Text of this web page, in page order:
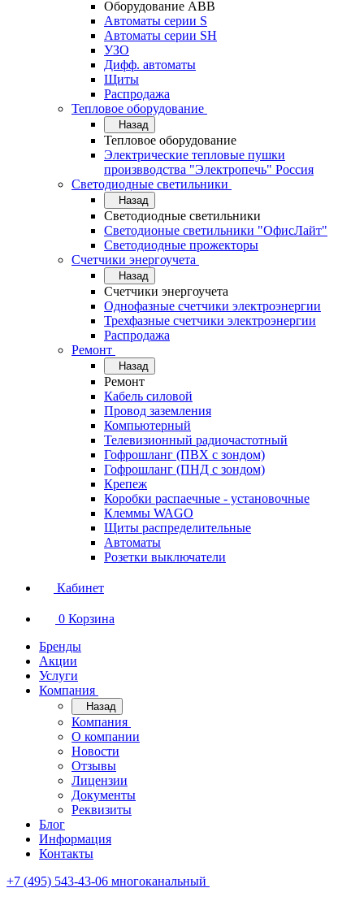
Оборудование АВВ
Автоматы серии S
Автоматы серии SH
УЗО
Дифф. автоматы
Щиты
Распродажа
Тепловое оборудование
Назад
Тепловое оборудование
Электрические тепловые пушки
произвводства "Электропечь" Россия
Светодиодные светильники
Назад
Светодиодные светильники
Светодионые светильники "ОфисЛайт"
Светодиодные прожекторы
Счетчики энергоучета
Назад
Счетчики энергоучета
Однофазные счетчики электроэнергии
Трехфазные счетчики электроэнергии
Распродажа
Ремонт
Назад
Ремонт
Кабель силовой
Провод заземления
Компьютерный
Телевизионный радиочастотный
Гофрошланг (ПВХ с зондом)
Гофрошланг (ПНД с зондом)
Крепеж
Коробки распаечные - установочные
Клеммы WAGO
Щиты распределительные
Автоматы
Розетки выключатели
Кабинет
0 Корзина
Бренды
Акции
Услуги
Компания
Назад
Компания
О компании
Новости
Отзывы
Лицензии
Документы
Реквизиты
Блог
Информация
Контакты
+7 (495) 543-43-06 многоканальный